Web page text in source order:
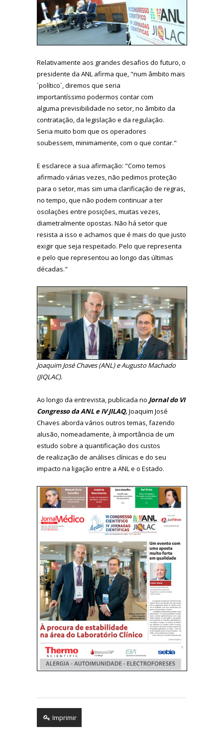
Relativamente aos grandes desafios do futuro, o
presidente da ANL afirma que, "num âmbito mais
´político`, diremos que seria
importantíssimo podermos contar com
alguma previsibilidade no setor, no âmbito da
contratação, da legislação e da regulação.
Seria muito bom que os operadores
soubessem, minimamente, com o que contar."
E esclarece a sua afirmação: "Como temos
afirmado várias vezes, não pedimos proteção
para o setor, mas sim uma clarificação de regras,
no tempo, que não podem continuar a ter
oscilações entre posições, muitas vezes,
diametralmente opostas. Não há setor que
resista a isso e achamos que é mais do que justo
exigir que seja respeitado. Pelo que representa
e pelo que representou ao longo das últimas
décadas."
Joaquim José Chaves (ANL) e Augusto Machado
(JIQLAC).
Ao longo da entrevista, publicada no Jornal do VI
Congresso da ANL e IV JILAQ, Joaquim José
Chaves aborda vários outros temas, fazendo
alusão, nomeadamente, à importância de um
estudo sobre a quantificação dos custos
de realização de análises clínicas e do seu
impacto na ligação entre a ANL e o Estado.
Imprimir